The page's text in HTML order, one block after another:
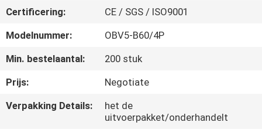
KWALITEITSCONTROLE
CONTACTEER
ONS
NIEUWS
Certificering:
CE / SGS / ISO9001
Modelnummer:
OBV5-B60/4P
Min. bestelaantal:
200 stuk
Prijs:
Negotiate
Verpakking Details:
het de
uitvoerpakket/onderhandelt